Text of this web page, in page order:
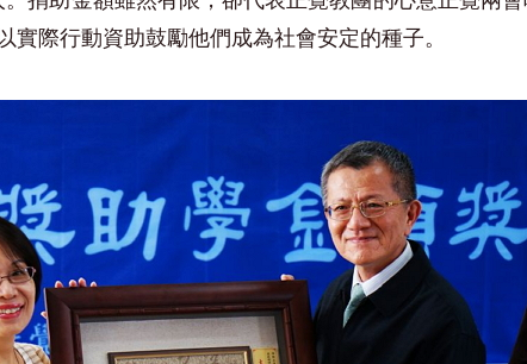
際行動資助鼓勵他們成為社會安定的種子。